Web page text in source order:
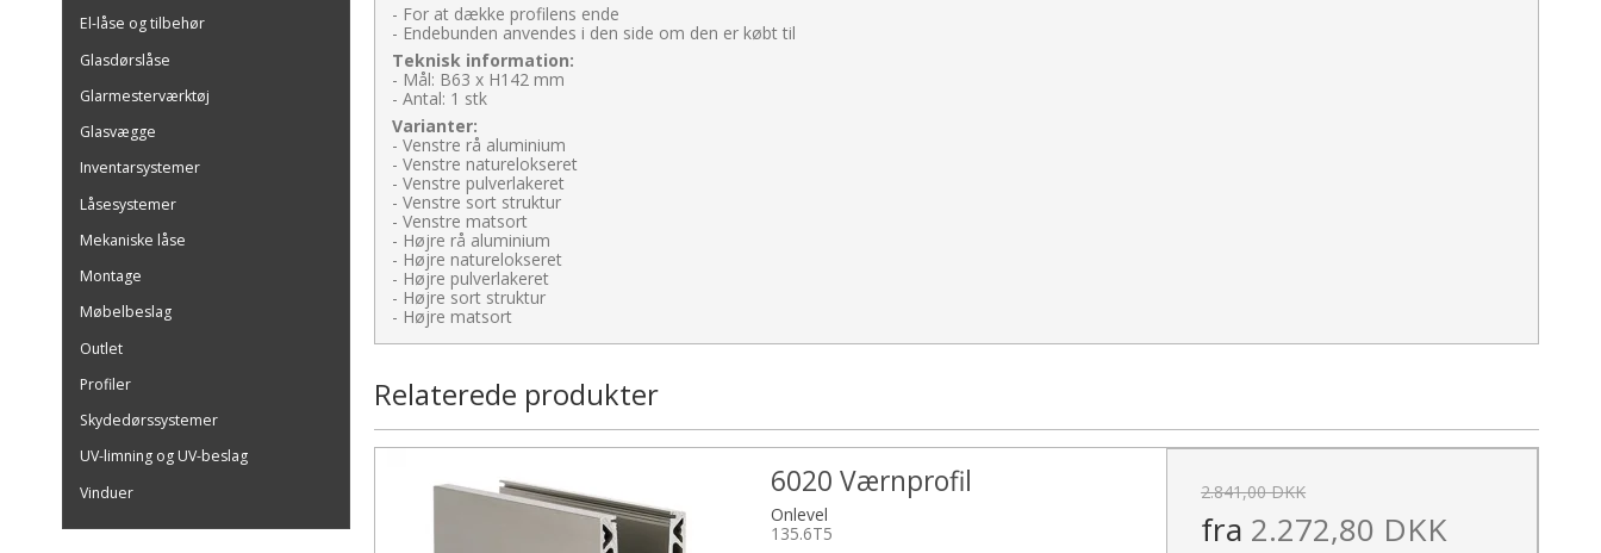
El-låse og tilbehør
Glasdørslåse
Glarmesterværktøj
Glasvægge
Inventarsystemer
Låsesystemer
Mekaniske låse
Montage
Møbelbeslag
Outlet
Profiler
Skydedørssystemer
UV-limning og UV-beslag
Vinduer
- For at dække profilens ende
- Endebunden anvendes i den side om den er købt til
Teknisk information:
- Mål: B63 x H142 mm
- Antal: 1 stk
Varianter:
- Venstre rå aluminium
- Venstre naturelokseret
- Venstre pulverlakeret
- Venstre sort struktur
- Venstre matsort
- Højre rå aluminium
- Højre naturelokseret
- Højre pulverlakeret
- Højre sort struktur
- Højre matsort
Relaterede produkter
6020 Værnprofil
Onlevel
135.6T5
2.841,00 DKK
fra 2.272,80 DKK